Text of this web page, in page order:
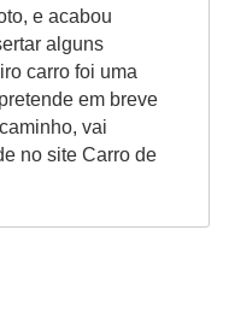
e acabou
alguns
carro foi uma
em breve
vai
no site Carro de